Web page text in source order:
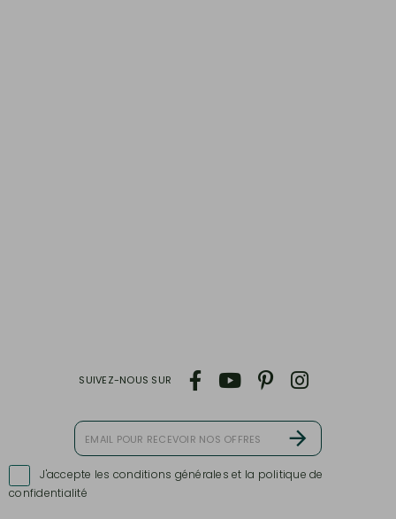
J'accepte les conditions générales et la politique de
confidentialité
SUIVEZ-NOUS SUR